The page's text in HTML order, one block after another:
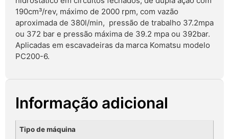
190cm³/rev, máximo de 2000 rpm, com vazão
aproximada de 380l/min, pressão de trabalho 37.2mpa
ou 372 bar e pressão máxima de 39.2 mpa ou 392bar.
Aplicadas em escavadeiras da marca Komatsu modelo
PC200-6.
Informação adicional
Tipo de máquina